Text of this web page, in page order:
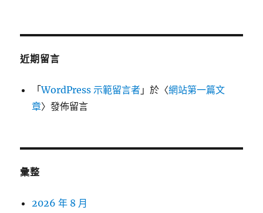
近期留言
「WordPress 示範留言者 」於〈網站第一篇文
章〉發佈留言
彙整
2026 年 8 月